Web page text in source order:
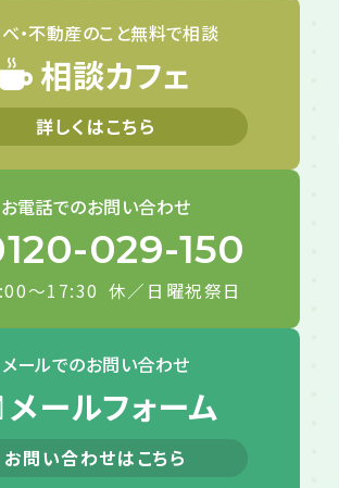
ベ・不動産のこと無料で相談
相談カフェ
詳しくはこちら
お電話でのお問い合わせ
029-150
～17:30 休／日曜祝祭日
メールでのお問い合わせ
メールフォーム
お問い合わせはこちら